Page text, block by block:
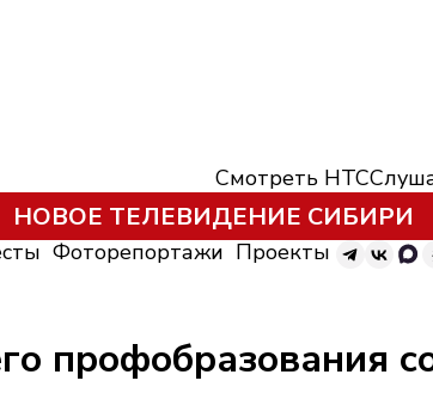
Смотреть НТС
НОВОЕ ТЕЛЕВИДЕНИЕ СИБИРИ
Фоторепортажи Проекты
профобразования